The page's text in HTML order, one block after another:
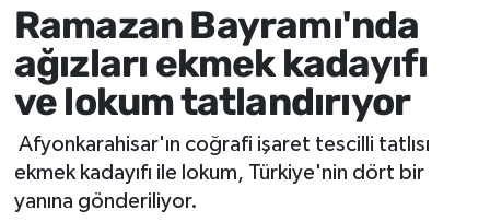
Ramazan Bayramı'nda
ağızları ekmek kadayıfı
ve lokum tatlandırıyor
Afyonkarahisar'ın coğrafi işaret tescilli tatlısı
ekmek kadayıfı ile lokum, Türkiye'nin dört bir
yanına gönderiliyor.
Sağlık
Eğitim
Ekonomi